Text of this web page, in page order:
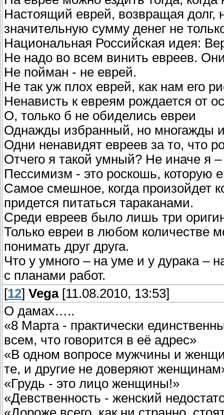
Настоящий еврей, возвращая долг,
значительную сумму денег не
Национальная Российская идея:
Не надо во всем винить евреев.
Не пойман - не еврей.
Не так уж плох еврей, как нам его
Ненависть к евреям рождается от
О, только б не обиделись евреи
Однажды избранный, но многажды
Одни ненавидят евреев за то, что
Отчего я такой умный? Не иначе я
Пессимизм - это роскошь, которую
Самое смешное, когда произойдет
придется питаться тараканами.
Среди евреев было лишь три
Только евреи в любом количестве
понимать друг друга.
Что у умного – на уме и у дурака –
с планами работ.
[12] Vega[11.08.2010, 13:53]
О дамах…..
«8 Марта - практически
всем, что говорится в её адрес»
«В одном вопросе мужчины и
те, и другие не доверяют
«Грудь - это лицо женщины!»
«Девственность - женский